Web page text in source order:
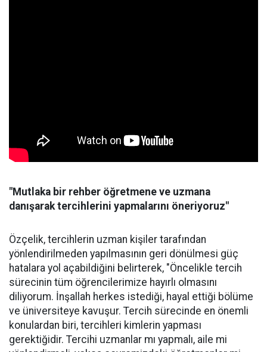
"Mutlaka bir rehber öğretmene ve uzmana
danışarak tercihlerini yapmalarını öneriyoruz"
Özçelik, tercihlerin uzman kişiler tarafından
yönlendirilmeden yapılmasının geri dönülmesi güç
hatalara yol açabildiğini belirterek, "Öncelikle tercih
sürecinin tüm öğrencilerimize hayırlı olmasını
diliyorum. İnşallah herkes istediği, hayal ettiği bölüme
ve üniversiteye kavuşur. Tercih sürecinde en önemli
konulardan biri, tercihleri kimlerin yapması
gerektiğidir. Tercihi uzmanlar mı yapmalı, aile mi